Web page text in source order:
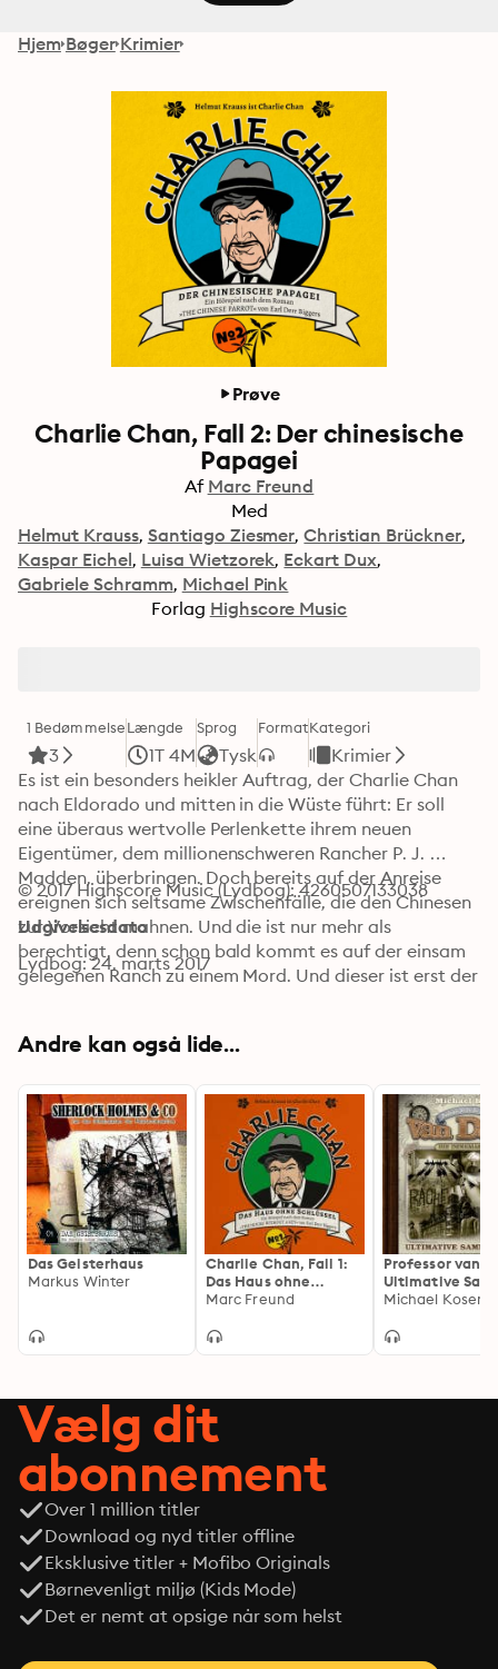
Hjem Bøger Krimier
Prøve
Charlie Chan, Fall 2: Der chinesische
Papagei
Af Marc Freund
Med
Helmut Krauss Santiago Ziesmer Christian Brückner
Kaspar Eichel Luisa Wietzorek Eckart Dux
Gabriele Schramm Michael Pink
Forlag Highscore Music
1 Bedømmelse
3
Længde
1T 4M
Sprog
Tysk
FormatKategori
Krimier
Es ist ein besonders heikler Auftrag, der Charlie Chan
nach Eldorado und mitten in die Wüste führt: Er soll
eine überaus wertvolle Perlenkette ihrem neuen
Eigentümer, dem millionenschweren Rancher P. J.
Madden, überbringen. Doch bereits auf der Anreise
ereignen sich seltsame Zwischenfälle, die den Chinesen
zur Vorsicht mahnen. Und die ist nur mehr als
berechtigt, denn schon bald kommt es auf der einsam
gelegenen Ranch zu einem Mord. Und dieser ist erst der
klar: Etwas Seltsames ist vor Kurzem hier geschehen
Karten. In der Abgeschiedenheit der Wüste kommt es
schließlich zur unvermeidlichen Konfrontation mit
einem gefährlichen Mörder.
© 2017 Highscore Music (Lydbog): 4260507133038
Udgivelsesdato
Lydbog: 24. marts 2017
Andre kan også lide...
Das Geisterhaus
Markus Winter
Charlie Chan, Fall 1:
Das Haus ohne
Schlüssel
Marc Freund
Professor van
Ultimative
Volume 4
Michael Koser
Vælg dit
abonnement
Over 1 million titler
Download og nyd titler offline
Eksklusive titler + Mofibo Originals
Børnevenligt miljø (Kids Mode)
Det er nemt at opsige når som helst